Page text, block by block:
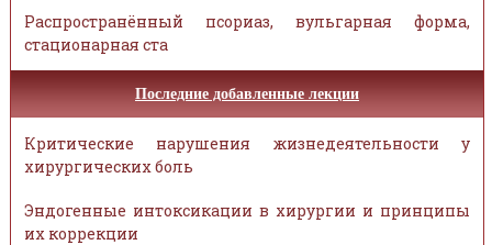
Распространённый псориаз, вульгарная форма,
стационарная ста
Последние добавленные лекции
Критические нарушения жизнедеятельности у
хирургических боль
Эндогенные интоксикации в хирургии и принципы
их коррекции